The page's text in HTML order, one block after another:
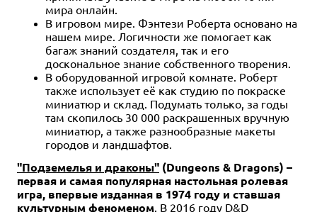
мира онлайн.
В игровом мире. Фэнтези Роберта основано на
нашем мире. Логичности же помогает как
багаж знаний создателя, так и его
доскональное знание собственного творения.
В оборудованной игровой комнате. Роберт
также использует её как студию по покраске
миниатюр и склад. Подумать только, за годы
там скопилось 30 000 раскрашенных вручную
миниатюр, а также разнообразные макеты
городов и ландшафтов.
"Подземелья и драконы" (Dungeons & Dragons) –
первая и самая популярная настольная ролевая
игра, впервые изданная в 1974 году и ставшая
культурным феноменом. В 2016 году D&D